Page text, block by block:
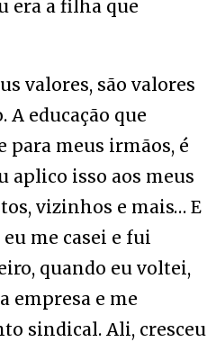
era a filha que
valores, são valores
A educação que
para meus irmãos, é
aplico isso aos meus
vizinhos e mais… E
me casei e fui
quando eu voltei,
empresa e me
sindical. Ali, cresceu